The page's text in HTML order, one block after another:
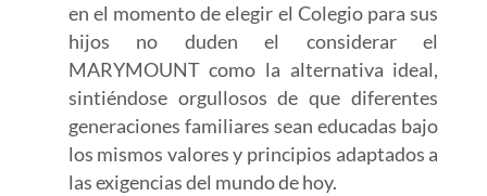
en el momento de elegir el Colegio para sus
hijos no duden el considerar el
MARYMOUNT como la alternativa ideal,
sintiéndose orgullosos de que diferentes
generaciones familiares sean educadas bajo
los mismos valores y principios adaptados a
las exigencias del mundo de hoy.